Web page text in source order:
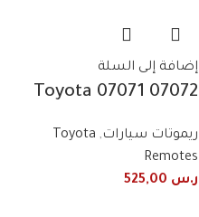
إضافة إلى السلة
07072 07071 Toyota
remote control
frequency 443 MHz 4
ريموتات سيارات,
Toyota
Remotes
ر.س